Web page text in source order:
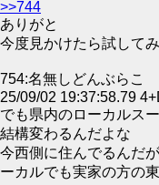
>>744
ありがと
今度見かけたら試して
754:名無しどんぶらこ
25/09/02 19:37:58.79
でも県内のローカルス
結構変わるんだよな
今西側に住んでるんだ
ーカルでも実家の方の